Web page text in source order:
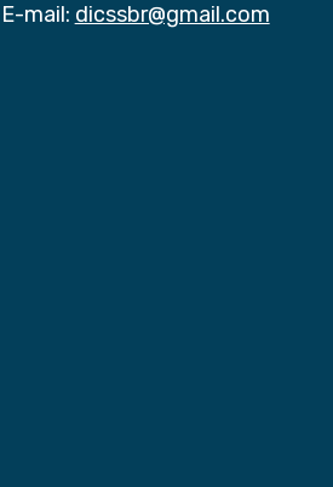
E-mail: dicssbr@gmail.com